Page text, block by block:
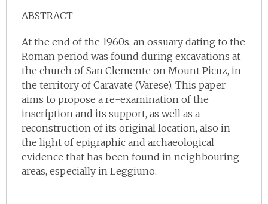
ABSTRACT
At the end of the 1960s, an ossuary dating to the
Roman period was found during excavations at
the church of San Clemente on Mount Picuz, in
the territory of Caravate (Varese). This paper
aims to propose a re-examination of the
inscription and its support, as well as a
reconstruction of its original location, also in
the light of epigraphic and archaeological
evidence that has been found in neighbouring
areas, especially in Leggiuno.